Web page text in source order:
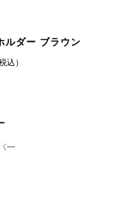
ルダー ブラウン
込）
ー